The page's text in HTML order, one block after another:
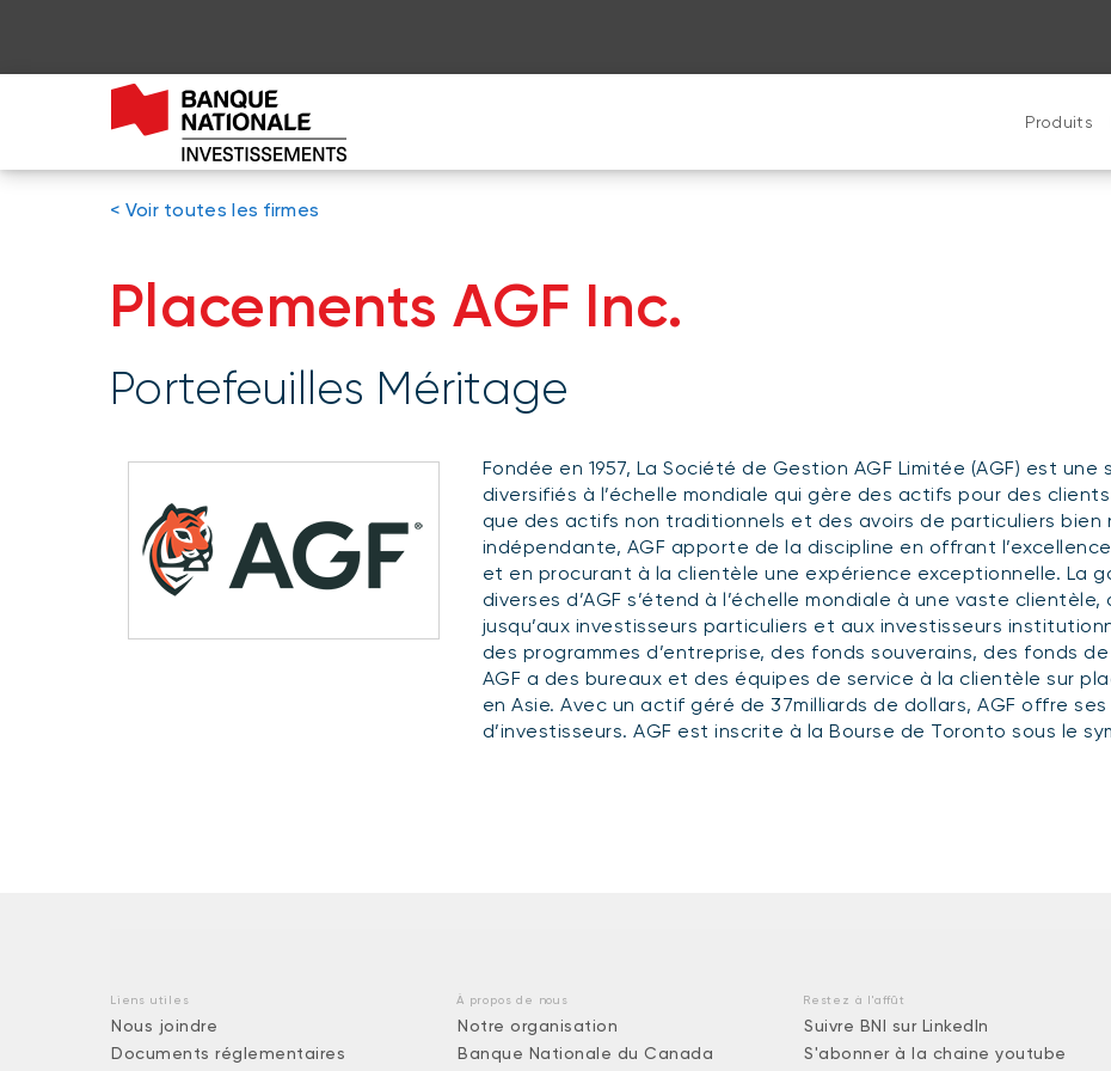
Produits
< Voir toutes les firmes
Placements AGF Inc.
Portefeuilles Méritage
Fondée en 1957, La Société de Gestion AGF Limitée (AGF) est
diversifiés à l’échelle mondiale qui gère des actifs pour des
que des actifs non traditionnels et des avoirs de particuliers bien
indépendante, AGF apporte de la discipline en offrant
et en procurant à la clientèle une expérience exceptionnelle. La
diverses d’AGF s’étend à l’échelle mondiale à une vaste
jusqu’aux investisseurs particuliers et aux investisseurs
des programmes d’entreprise, des fonds souverains, des fonds
AGF a des bureaux et des équipes de service à la clientèle sur
en Asie. Avec un actif géré de 37milliards de dollars, AGF offre
d’investisseurs. AGF est inscrite à la Bourse de Toronto sous le
Liens utiles
Nous joindre
Documents réglementaires
À propos de nous
Notre organisation
Banque Nationale du Canada
Restez à l'affût
Suivre BNI sur LinkedIn
S'abonner à la chaine youtube